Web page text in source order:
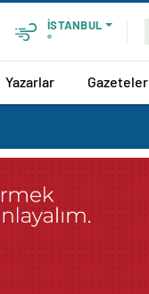
İSTANBUL
°
Yazarlar Gazeteler